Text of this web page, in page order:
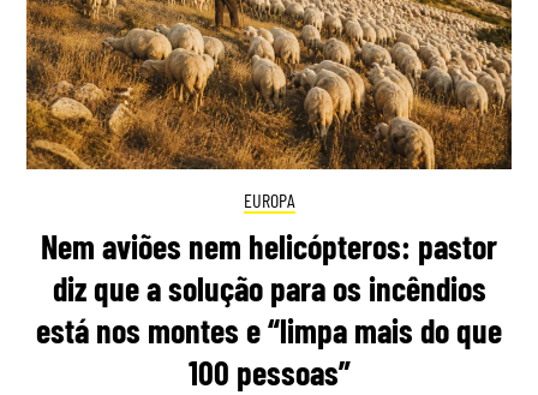
EUROPA
Nem aviões nem helicópteros: pastor
diz que a solução para os incêndios
está nos montes e “limpa mais do que
100 pessoas”